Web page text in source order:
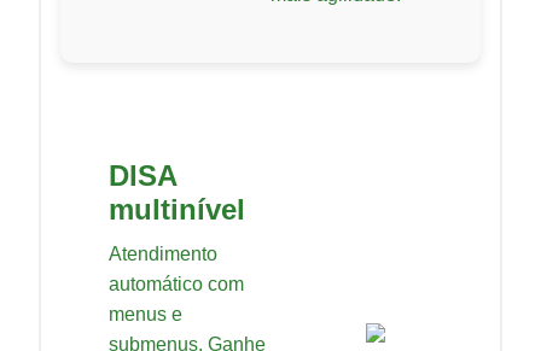
DISA
multinível
Atendimento
automático com
menus e
submenus. Ganhe